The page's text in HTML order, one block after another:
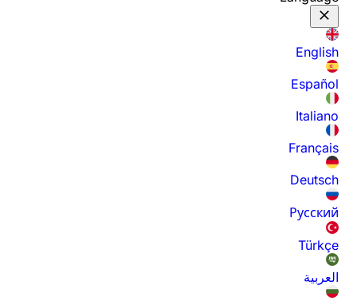
English
Español
Italiano
Français
Deutsch
Русский
Türkçe
العربية